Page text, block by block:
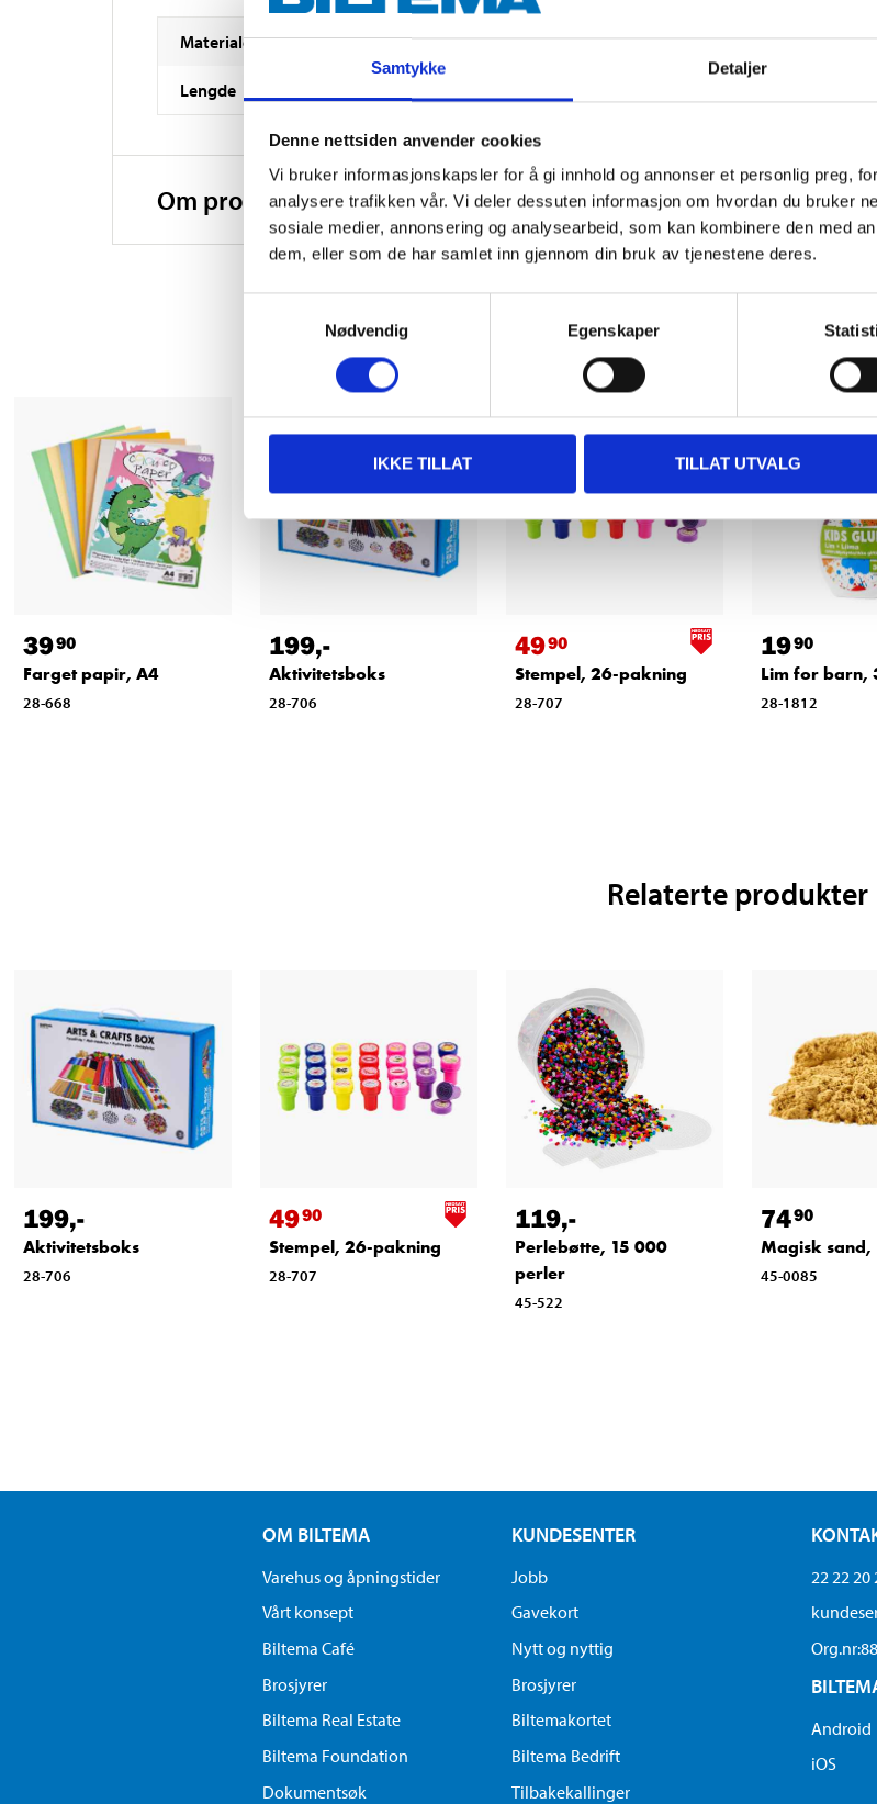
Samtykke Detaljer
Denne nettsiden anvender cookies
Vi bruker informasjonskapsler for å gi innhold og annonser et personlig preg,
analysere trafikken vår. Vi deler dessuten informasjon om hvordan du bruker
sosiale medier, annonsering og analysearbeid, som kan kombinere den med
dem, eller som de har samlet inn gjennom din bruk av tjenestene deres.
Nødvendig
Egenskaper
IKKE TILLAT TILLAT UTVALG
Materiale håndtak av
Lengde
Om produsenten
Andre kunder har også
3990
Farget papir, A4
28-668
199,-
Aktivitetsboks
28-706
4990
Stempel, 26-pakning
28-707
1990
Lim for barn,
28-1812
Relaterte produkter
199,-
Aktivitetsboks
28-706
4990
Stempel, 26-pakning
28-707
119,-
Perlebøtte, 15 000
perler
45-522
7490
Magisk sand,
45-0085
OM BILTEMA
Varehus og åpningstider
Vårt konsept
Biltema Café
Brosjyrer
Biltema Real Estate
Biltema Foundation
Dokumentsøk
KUNDESENTER
Jobb
Gavekort
Nytt og nyttig
Brosjyrer
Biltemakortet
Biltema Bedrift
Tilbakekallinger
22 22 20
Android
iOS